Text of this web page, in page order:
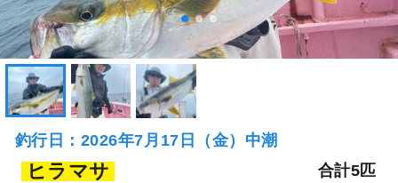
釣行日：2026年7月17日（金）中潮
ヒラマサ 合計5匹